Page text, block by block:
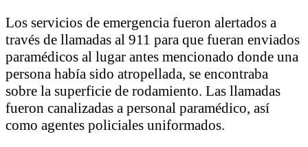
Los servicios de emergencia fueron alertados a
través de llamadas al 911 para que fueran enviados
paramédicos al lugar antes mencionado donde una
persona había sido atropellada, se encontraba
sobre la superficie de rodamiento. Las llamadas
fueron canalizadas a personal paramédico, así
como agentes policiales uniformados.